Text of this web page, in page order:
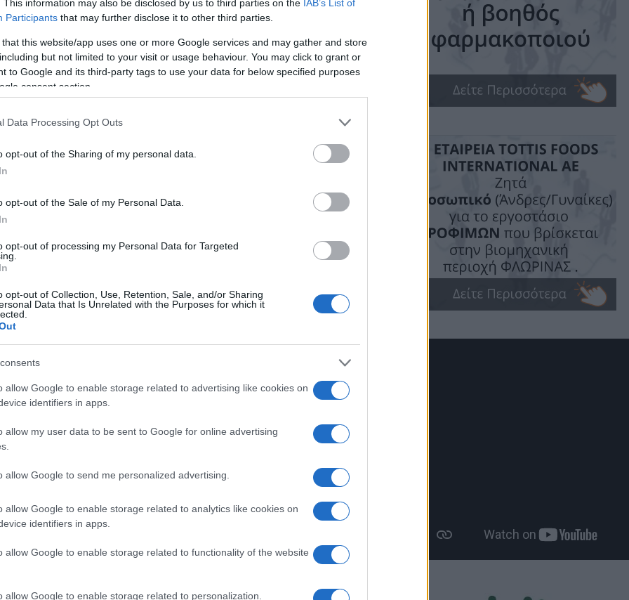
This information may also be disclosed by us to third parties on the IAB’s List of
Participants that may further disclose it to other third parties.
that this website/app uses one or more Google services and may gather and store
but not limited to your visit or usage behaviour. You may click to grant or
to Google and its third-party tags to use your data for below specified purposes
consent section.
Data Processing Opt Outs
opt-out of the Sharing of my personal data.
opt-out of the Sale of my Personal Data.
opt-out of processing my Personal Data for Targeted
opt-out of Collection, Use, Retention, Sale, and/or Sharing
Data that Is Unrelated with the Purposes for which it
allow Google to enable storage related to advertising like cookies on
identifiers in apps.
allow my user data to be sent to Google for online advertising
allow Google to send me personalized advertising.
allow Google to enable storage related to analytics like cookies on
identifiers in apps.
allow Google to enable storage related to functionality of the website
allow Google to enable storage related to personalization.
στην
28/5
Χριστοφορίδης, μετά από 15 χρόνια
του stand-up comedy, επιστρέφει για
με τη solo παράστασή του «Πιο
του ύφος και το χιούμορ που ισορροπεί
και το κοινωνικό, ο Δημήτρης συνεχίζει να κάνει
στην καθημερινή αναζήτηση της ευτυχίας.